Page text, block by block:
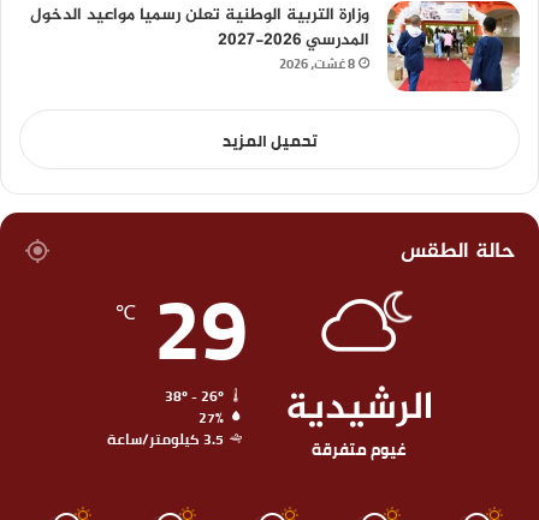
وزارة التربية الوطنية تعلن رسميا مواعيد الدخول
المدرسي 2026-2027
8 غشت، 2026
تحميل المزيد
حالة الطقس
الرشيدية
غيوم متفرقة
29
℃
38º - 26º
27%
3.5 كيلومتر/ساعة